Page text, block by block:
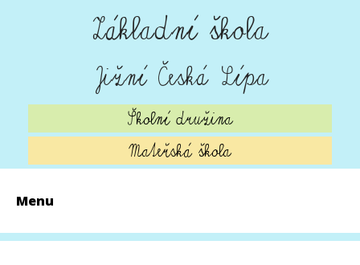
Základní škola
Jižní Česká Lípa
Školní družina
Mateřská škola
Menu